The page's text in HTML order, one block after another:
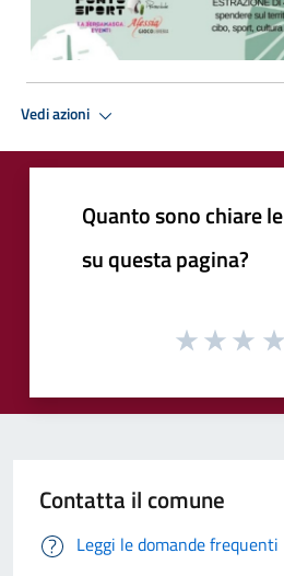
Vedi azioni
Quanto sono chiare
su questa pagina?
Contatta il comune
Leggi le domande frequenti